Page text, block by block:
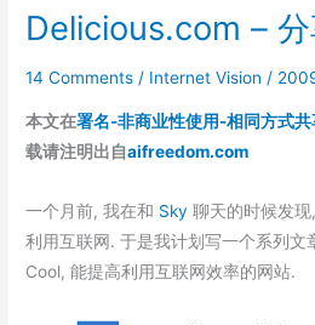
享
的
照
片
Delicious.com –
14 Comments / Internet Vision /
本文在署名-非商业性使用-相同方式
载请注明出自aifreedom.com
一个月前, 我在和 Sky 聊天的时候发
利用互联网. 于是我计划写一个系列文
Cool, 能提高利用互联网效率的网站.